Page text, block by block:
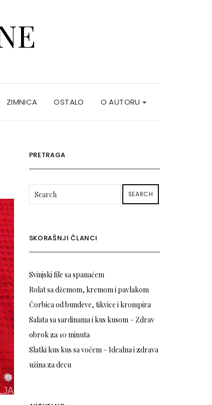
ZIMNICA OSTALO O AUTORU
PRETRAGA
SEARCH
SKORAŠNJI ČLANCI
Svinjski file sa spanaćem
Rolat sa džemom, kremom i pavlakom
Čorbica od bundeve, tikvice i krompira
Salata sa sardinama i kus kusom – Zdrav
obrok za 10 minuta
Slatki kus kus sa voćem – Idealna i zdrava
užina za decu